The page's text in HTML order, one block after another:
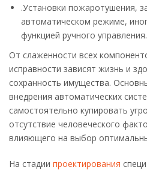
.Установки пожаротушения,
автоматическом режиме,
функцией ручного управления.
От слаженности всех
исправности зависят жизнь и
сохранность имущества.
внедрения автоматических
самостоятельно купировать
отсутствие человеческого
влияющего на выбор
На стадии проектирования